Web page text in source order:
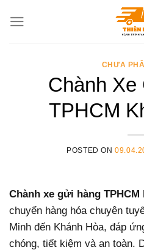
CHƯA
Chành Xe
TPHCM
POSTED ON
Chành xe gửi hàng TPHCM
chuyển hàng hóa chuyên
Minh đến Khánh Hòa, đáp
chóng, tiết kiệm và an toàn.